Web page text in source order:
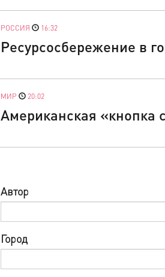
РОССИЯ 16:32
Ресурсосбережение в
МИР 20:02
Американская «кнопка
Автор
Город